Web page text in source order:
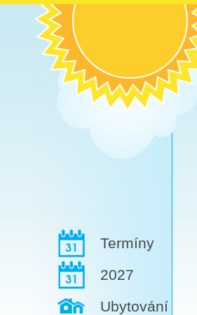
Termíny
2027
Ubytování